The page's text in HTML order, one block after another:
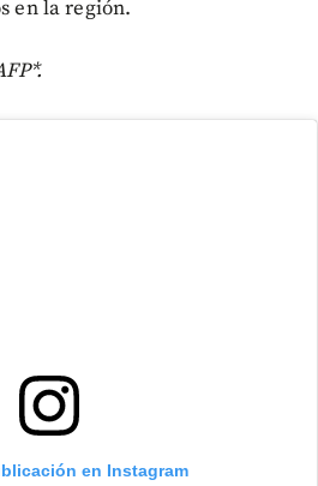
en la región.
en Instagram